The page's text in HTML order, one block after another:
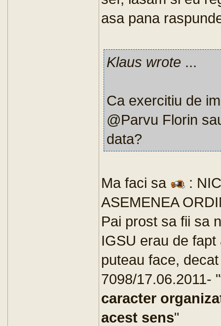
asa pana
Klaus wrote ...
Ca exercitiu de
@Parvu Florin
data?
Ma faci sa
:
ASEMENEA
Pai prost sa fii sa
IGSU erau de
puteau face,
7098/17.06.2011- "
caracter
acest sens"